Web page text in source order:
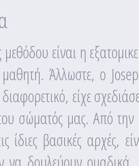
είναι η
Άλλωστε, ο
είχε
σώματός μας. Από
ίδιες βασικές αρχές,
να δουλεύουν